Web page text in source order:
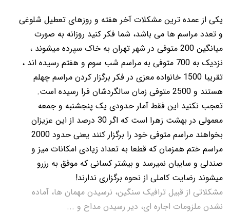
یکی از عمده ترین مشکلات آخر هفته و روزهای تعطیل شلوغی
و تعدد مراسم ها می باشد، شما فکر کنید روزانه به صورت
میانگین 200 متوفی در شهر تهران به خاک سپرده میشوند ،
نزدیک به 700 متوفی به مراسم شب سوم و هفتم رسیده اند ،
تقریبا 1500 خانواده معزی در فکر برگزار کردن مراسم چهلم
هستند و 2500 متوفی زمان سالگردشان فرا رسیده است.
تعجب نکنید این فقط آمار حدودی یک پنجشنبه و جمعه
معمولی در بهشت زهرا است که اگر 30 درصد از این عزیزان
بخواهند مراسم متوفی خود را برگزار کنند یعنی حدود 2000
مراسم ختم همزمان که قطعا به تعداد زیادی امکانات میز و
صندلی و سایبان نمیرسد و بیشتر کسانی که موفق به رزرو
میشوند رضایت کاملی از نحوه برگزاری ندارند!
مشکلاتی از قبیل ترافیک سنگین، نرسیدن مهمان ها، آماده
نشدن ملزومات اجاره ای، دیر رسیدن مداح و ...